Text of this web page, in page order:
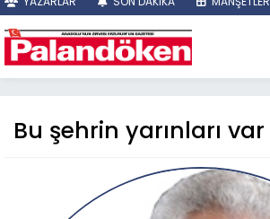
Bu şehrin yarınları var